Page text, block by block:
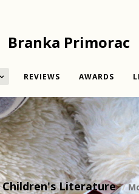
Branka Primorac
REVIEWS AWARDS
Children's Literature